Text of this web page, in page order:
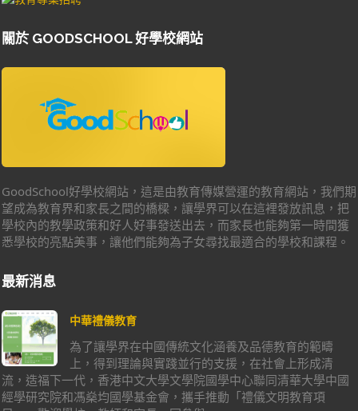
關於 GOODSCHOOL 好學校網站
GoodSchool好學校網站，這是由教育傳媒營運的教育網站，我們期
望成為教育界和家長之間的橋樑，讓學界可以在這裡發放訊息，把
學校內的教學政策和好人好事發送出去，而家長也能夠第一時間獲
悉學校的亮點美事，讓他們能夠為子女尋找最適合的學校和課程。
最新消息
中華禮儀教育
為了讓學界在中國傳統文化涵養及品德教育的範疇
上，得到理論與實踐並行的支援，在社會上形成清
流，造福下一代，香港中文大學文學院國學中心聯同清華大學中國
經學研究院和馮燊均國學基金會，攜手推動「禮儀文明教育項